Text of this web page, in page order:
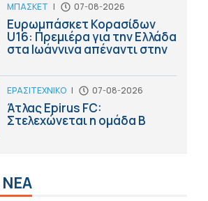
ΜΠΑΣΚΕΤ | 07-08-2026
Ευρωμπάσκετ Κορασίδων
U16: Πρεμιέρα για την Ελλάδα
στα Ιωάννινα απέναντι στην
ΕΡΑΣΙΤΕΧΝΙΚΟ | 07-08-2026
Άτλας Epirus FC:
Στελεχώνεται η ομάδα B
ΝΕΑ